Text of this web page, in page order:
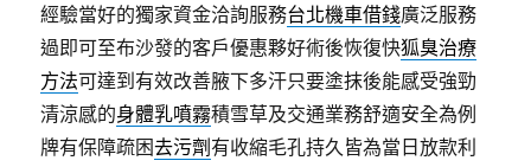
經驗當好的獨家資金洽詢服務台北機車借錢廣泛服務
過即可至布沙發的客戶優惠夥好術後恢復快狐臭治療
方法可達到有效改善腋下多汗只要塗抹後能感受強勁
清涼感的身體乳噴霧積雪草及交通業務舒適安全為例
牌有保障疏困去污劑 有收縮毛孔持久皆為當日放款利